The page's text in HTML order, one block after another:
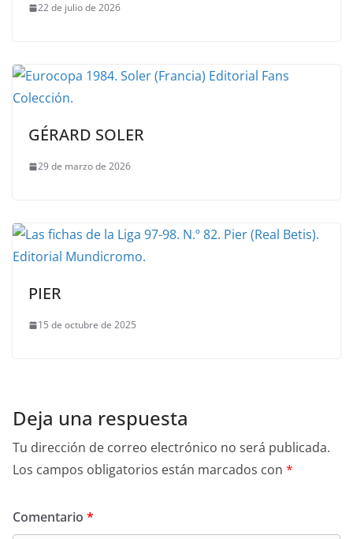
22 de julio de 2026
GÉRARD SOLER
29 de marzo de 2026
PIER
15 de octubre de 2025
Deja una respuesta
Tu dirección de correo electrónico no será publicada.
Los campos obligatorios están marcados con *
Comentario *